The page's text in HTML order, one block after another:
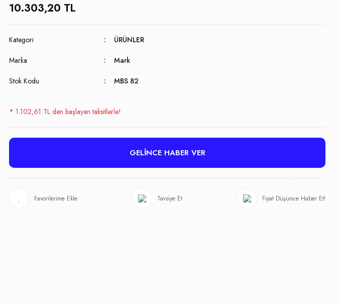
10.303,20 TL
Kategori ÜRÜNLER
Marka Mark
Stok Kodu MBS 82
* 1.102,61 TL den başlayan taksitlerle!
GELİNCE HABER VER
Tavsiye Et Fiyat Düşünce Haber Et!